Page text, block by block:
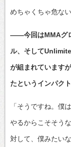
めちゃくちゃ危な
――今回はMMAグ
ル、そして
が組まれています
たというインパク
「そうですね。僕
やるからこそそう
対して、僕みたい